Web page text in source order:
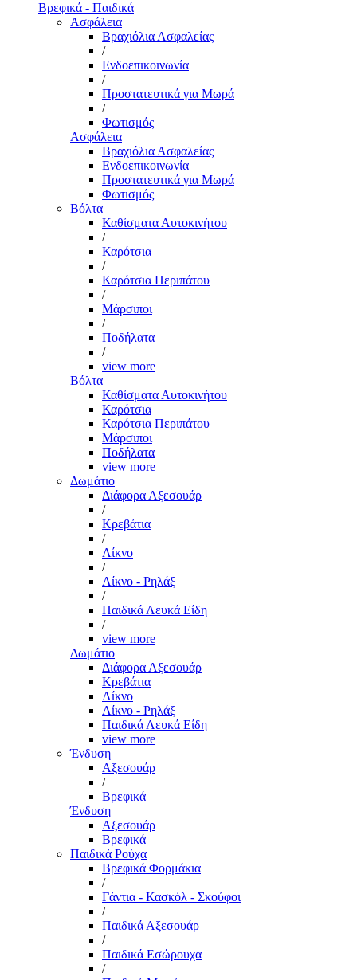
Βρεφικά - Παιδικά
Ασφάλεια
Βραχιόλια Ασφαλείας
/
Ενδοεπικοινωνία
/
Προστατευτικά για Μωρά
/
Φωτισμός
Ασφάλεια
Βραχιόλια Ασφαλείας
Ενδοεπικοινωνία
Προστατευτικά για Μωρά
Φωτισμός
Βόλτα
Καθίσματα Αυτοκινήτου
/
Καρότσια
/
Καρότσια Περιπάτου
/
Μάρσιποι
/
Ποδήλατα
/
view more
Βόλτα
Καθίσματα Αυτοκινήτου
Καρότσια
Καρότσια Περιπάτου
Μάρσιποι
Ποδήλατα
view more
Δωμάτιο
Διάφορα Αξεσουάρ
/
Κρεβάτια
/
Λίκνο
/
Λίκνο - Ρηλάξ
/
Παιδικά Λευκά Είδη
/
view more
Δωμάτιο
Διάφορα Αξεσουάρ
Κρεβάτια
Λίκνο
Λίκνο - Ρηλάξ
Παιδικά Λευκά Είδη
view more
Ένδυση
Αξεσουάρ
/
Βρεφικά
Ένδυση
Αξεσουάρ
Βρεφικά
Παιδικά Ρούχα
Βρεφικά Φορμάκια
/
Γάντια - Κασκόλ - Σκούφοι
/
Παιδικά Αξεσουάρ
/
Παιδικά Εσώρουχα
/